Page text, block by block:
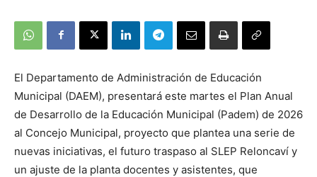
El Departamento de Administración de Educación
Municipal (DAEM), presentará este martes el Plan Anual
de Desarrollo de la Educación Municipal (Padem) de 2026
al Concejo Municipal, proyecto que plantea una serie de
nuevas iniciativas, el futuro traspaso al SLEP Reloncaví y
un ajuste de la planta docentes y asistentes, que